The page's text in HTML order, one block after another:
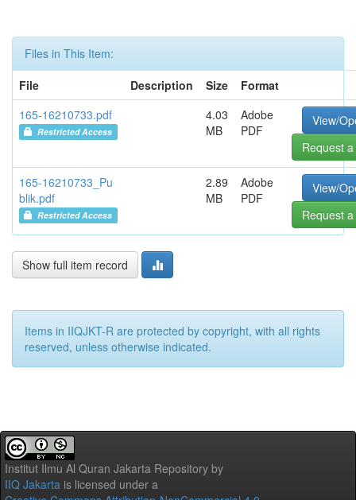
Files in This Item:
File
Description Size
Format
165-16210733.pdf
Restricted Access
4.03
MB
Adobe
PDF
View/
Request
165-16210733_Pu
blik.pdf
Restricted Access
2.89
MB
Adobe
PDF
View/
Request
Show full item record
Items in IIQJKT-R are protected by copyright, with all rights
reserved, unless otherwise indicated.
Institut Ilmu Al Quran Jakarta Repository by
IIQ Jakarta is licensed under a